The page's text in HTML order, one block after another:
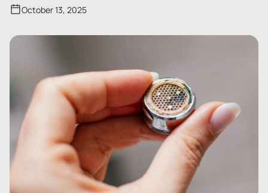
October 13, 2025